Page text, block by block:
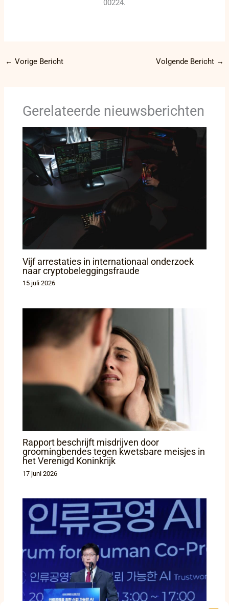
00224.
← Vorige Bericht Volgende Bericht →
Gerelateerde nieuwsberichten
Vijf arrestaties in internationaal onderzoek
naar cryptobeleggingsfraude
15 juli 2026
Rapport beschrijft misdrijven door
groomingbendes tegen kwetsbare meisjes in
het Verenigd Koninkrijk
17 juni 2026